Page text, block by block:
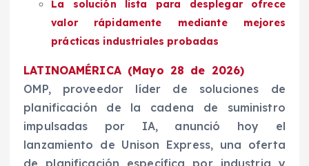
La solución lista para desplegar ofrece
valor rápidamente mediante mejores
prácticas industriales probadas
LATINOAMÉRICA (Mayo 28 de 2026)
OMP, proveedor líder de soluciones de
planificación de la cadena de suministro
impulsadas por IA, anunció hoy el
lanzamiento de Unison Express, una oferta